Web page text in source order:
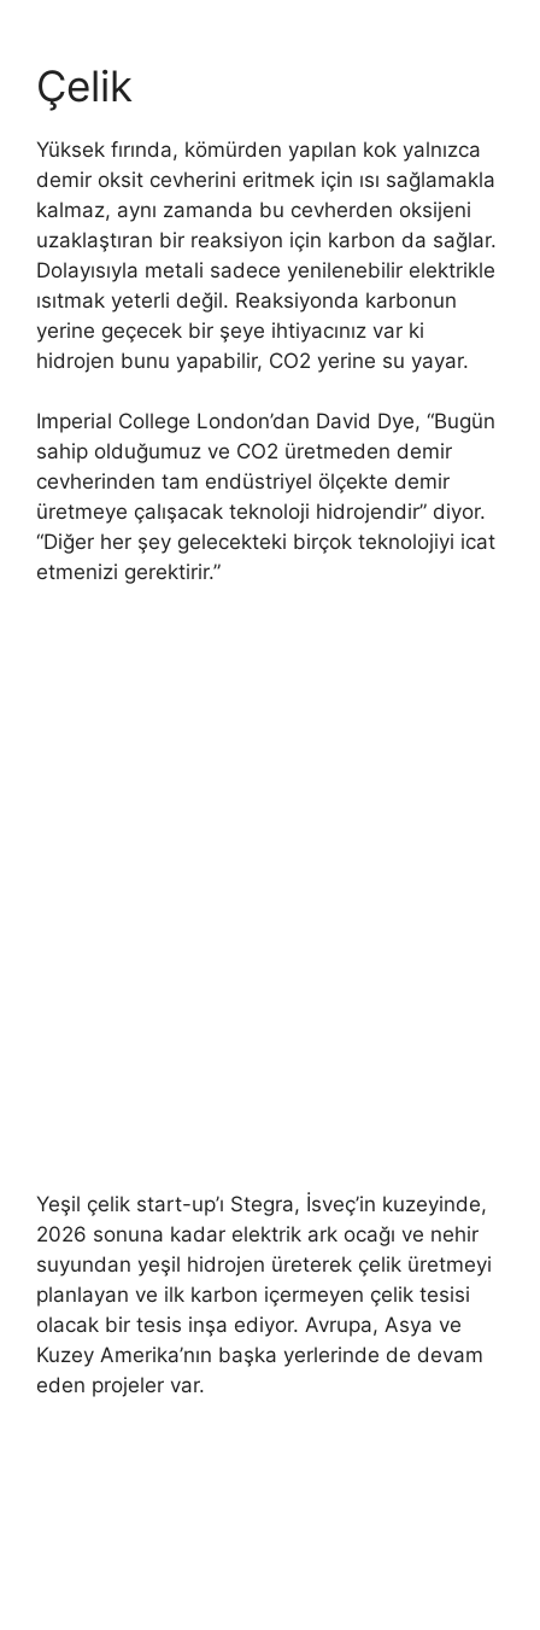
Çelik
Yüksek fırında, kömürden yapılan kok yalnızca
demir oksit cevherini eritmek için ısı sağlamakla
kalmaz, aynı zamanda bu cevherden oksijeni
uzaklaştıran bir reaksiyon için karbon da sağlar.
Dolayısıyla metali sadece yenilenebilir elektrikle
ısıtmak yeterli değil. Reaksiyonda karbonun
yerine geçecek bir şeye ihtiyacınız var ki
hidrojen bunu yapabilir, CO2 yerine su yayar.
Imperial College London’dan David Dye, “Bugün
sahip olduğumuz ve CO2 üretmeden demir
cevherinden tam endüstriyel ölçekte demir
üretmeye çalışacak teknoloji hidrojendir” diyor.
“Diğer her şey gelecekteki birçok teknolojiyi icat
etmenizi gerektirir.”
Yeşil çelik start-up’ı Stegra, İsveç’in kuzeyinde,
2026 sonuna kadar elektrik ark ocağı ve nehir
suyundan yeşil hidrojen üreterek çelik üretmeyi
planlayan ve ilk karbon içermeyen çelik tesisi
olacak bir tesis inşa ediyor. Avrupa, Asya ve
Kuzey Amerika’nın başka yerlerinde de devam
eden projeler var.